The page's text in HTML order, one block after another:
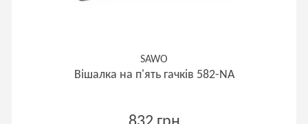
SAWO
Вішалка на п'ять гачків 582-NA